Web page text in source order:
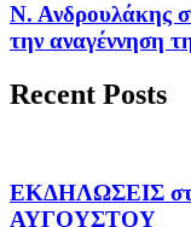
Ν. Ανδρουλάκης
την αναγέννηση
Recent Posts
ΕΚΔΗΛΩΣΕΙΣ
ΑΥΓΟΥΣΤΟΥ